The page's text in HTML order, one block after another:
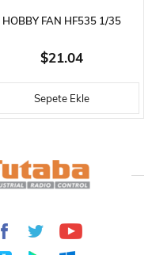
HOBBY FAN HF535 1/35
SDKFZ11 MÜRETTEBATI, 2
ADET RESIN FIGÜR SETI
$21.04
Sepete Ekle